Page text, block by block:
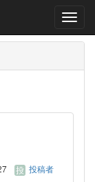
投稿者